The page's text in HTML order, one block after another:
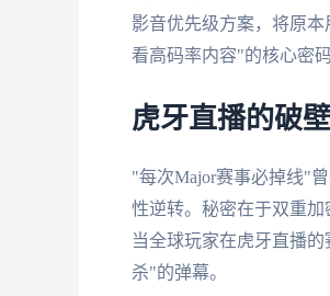
影音优先级方案，将原
看高码率内容"的核心密码
虎牙直播的破
"每次Major赛事必掉线"
性逆转。秘密在于双重加
当全球玩家在虎牙直播
杀"的弹幕。